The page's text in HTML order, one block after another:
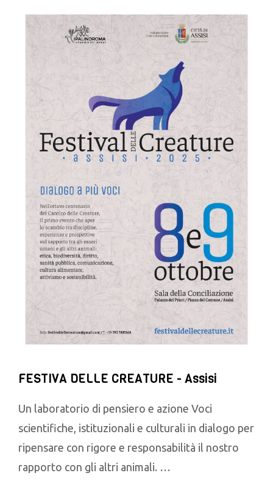
FESTIVA DELLE CREATURE - Assisi
Un laboratorio di pensiero e azione Voci
scientifiche, istituzionali e culturali in dialogo per
ripensare con rigore e responsabilità il nostro
rapporto con gli altri animali. …